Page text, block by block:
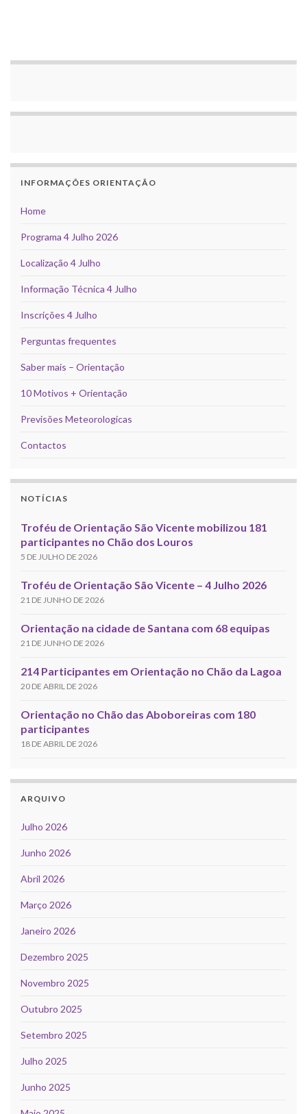
INFORMAÇÕES ORIENTAÇÃO
Home
Programa 4 Julho 2026
Localização 4 Julho
Informação Técnica 4 Julho
Inscrições 4 Julho
Perguntas frequentes
Saber mais – Orientação
10 Motivos + Orientação
Previsões Meteorologicas
Contactos
NOTÍCIAS
Troféu de Orientação São Vicente mobilizou 181
participantes no Chão dos Louros
5 DE JULHO DE 2026
Troféu de Orientação São Vicente – 4 Julho 2026
21 DE JUNHO DE 2026
Orientação na cidade de Santana com 68 equipas
21 DE JUNHO DE 2026
214 Participantes em Orientação no Chão da Lagoa
20 DE ABRIL DE 2026
Orientação no Chão das Aboboreiras com 180
participantes
18 DE ABRIL DE 2026
ARQUIVO
Julho 2026
Junho 2026
Abril 2026
Março 2026
Janeiro 2026
Dezembro 2025
Novembro 2025
Outubro 2025
Setembro 2025
Julho 2025
Junho 2025